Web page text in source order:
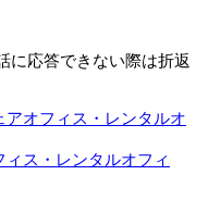
応答できない際は折返
オフィス・レンタルオ
ス・レンタルオフィ